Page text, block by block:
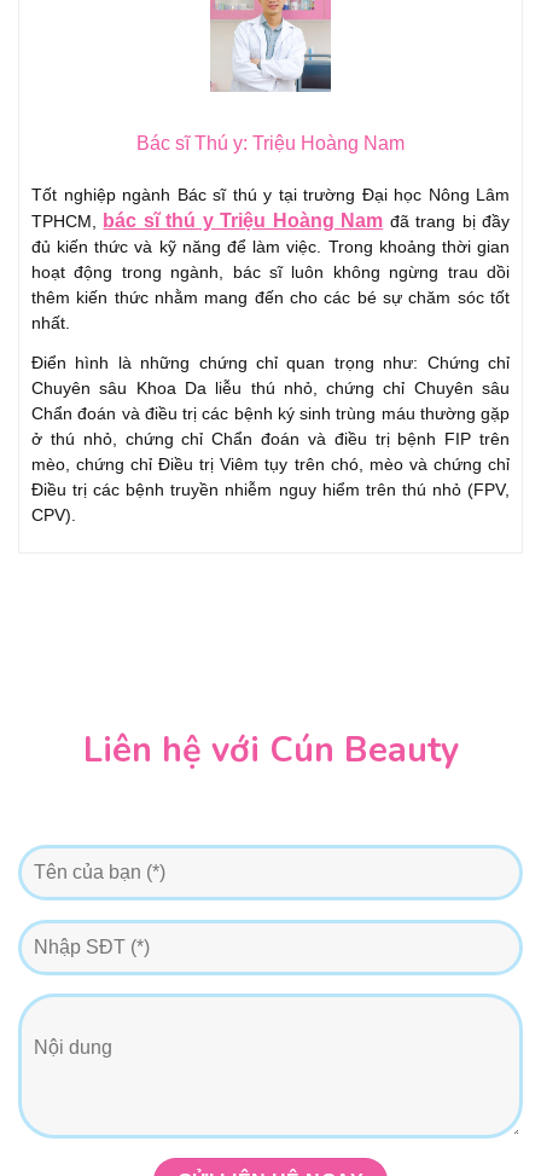
Bác sĩ Thú y: Triệu Hoàng Nam
Tốt nghiệp ngành Bác sĩ thú y tại trường Đại học Nông Lâm
TPHCM,
bác sĩ thú y Triệu Hoàng Nam đã trang bị đầy
đủ kiến thức và kỹ năng để làm việc. Trong khoảng thời gian
hoạt động trong ngành, bác sĩ luôn không ngừng trau dồi
thêm kiến thức nhằm mang đến cho các bé sự chăm sóc tốt
nhất.
Điển hình là những chứng chỉ quan trọng như: Chứng chỉ
Chuyên sâu Khoa Da liễu thú nhỏ, chứng chỉ Chuyên sâu
Chẩn đoán và điều trị các bệnh ký sinh trùng máu thường gặp
ở thú nhỏ, chứng chỉ Chẩn đoán và điều trị bệnh FIP trên
mèo, chứng chỉ Điều trị Viêm tụy trên chó, mèo và chứng chỉ
Điều trị các bệnh truyền nhiễm nguy hiểm trên thú nhỏ (FPV,
CPV).
Liên hệ với Cún Beauty